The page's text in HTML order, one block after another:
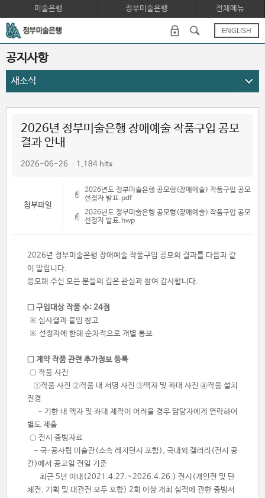
미술은행 정부미술은행 전체메뉴
ENGLISH
공지사항
새소식
2026년 정부미술은행 장애예술 작품구입 공모
결과 안내
2026-06-26 1,184 hits
첨부파일
2026년도 정부미술은행 공모형(장애예술) 작품구입 공모
선정자 발표.pdf
2026년도 정부미술은행 공모형(장애예술) 작품구입 공모
선정자 발표.hwp
2026년 정부미술은행 장애예술 작품구입 공모의 결과를 다음과 같
이 알립니다.
응모해 주신 모든 분들의 깊은 관심과 참여 감사합니다.
□ 구입대상 작품 수: 24점
※ 심사결과 붙임 참고
※ 선정자에 한해 순차적으로 개별 통보
□ 계약 작품 관련 추가정보 등록
○ 작품 사진
①작품 사진 ②작품 내 서명 사진 ③액자 및 좌대 사진 ④작품 설치
전경
- 기한 내 액자 및 좌대 제작이 어려울 경우 담당자에게 연락하여
별도 제출
○ 전시 증빙자료
- 국·공사립 미술관(소속 레지던시 포함), 국내외 갤러리(전시 공
간)에서 공고일 전일 기준
최근 5년 이내 (2021.4.27.~2026.4.26.) 전시(개인전 및 단
체전, 기획 및 대관전 모두 포함) 2회 이상 개최 실적에 관한 증빙서